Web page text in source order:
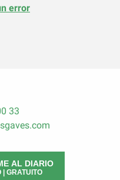
error
33
AL DIARIO
| GRATUITO